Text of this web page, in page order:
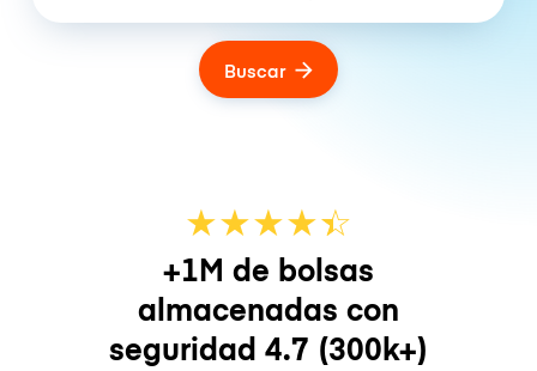
Buscar
★★★★☆
★
+1M de bolsas
almacenadas con
seguridad 4.7 (300k+)